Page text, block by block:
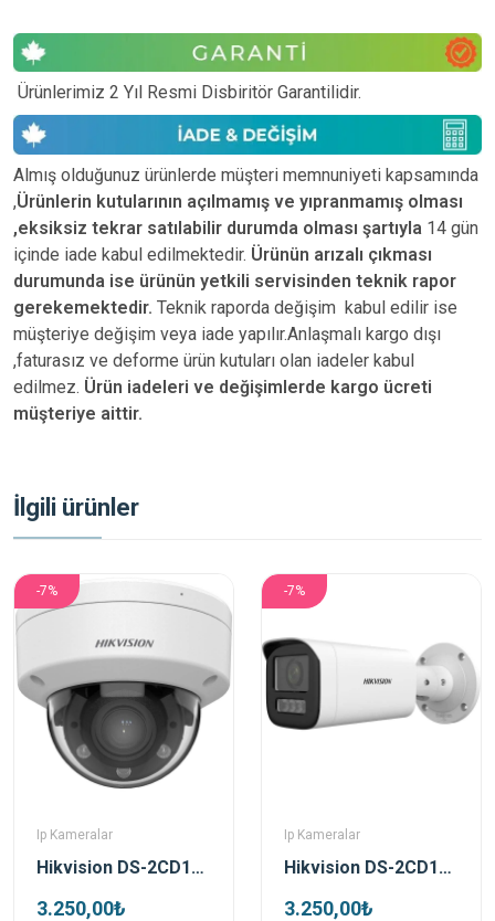
Ürünlerimiz 2 Yıl Resmi Disbiritör Garantilidir.
Almış olduğunuz ürünlerde müşteri memnuniyeti kapsamında
,Ürünlerin kutularının açılmamış ve yıpranmamış olması
,eksiksiz tekrar satılabilir durumda olması şartıyla 14 gün
içinde iade kabul edilmektedir. Ürünün arızalı çıkması
durumunda ise ürünün yetkili servisinden teknik rapor
gerekemektedir. Teknik raporda değişim kabul edilir ise
müşteriye değişim veya iade yapılır.Anlaşmalı kargo dışı
,faturasız ve deforme ürün kutuları olan iadeler kabul
edilmez. Ürün iadeleri ve değişimlerde kargo ücreti
müşteriye aittir.
İlgili ürünler
-7%
Ip Kameralar
Hikvision DS-2CD1723G2-LIZSU 2 Mp 2.8-12 Mm Motorize Dual Light Dome Ip Kamera
3.250,00₺
-7%
Ip Kameralar
Hikvision DS-2CD1623G2-LIZSU 2 Mp 2.8-12 Mm Motorize Dual Light Bullet Ip Kamera
3.250,00₺